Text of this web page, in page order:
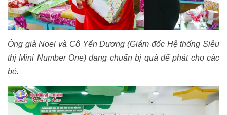
Ông già Noel và Cô Yến Dương (Giám đốc Hệ thống Siêu
thị Mini Number One) đang chuẩn bị quà để phát cho các
bé.